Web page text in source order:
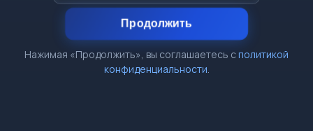
Продолжить
Нажимая «Продолжить», вы соглашаетесь сполитикой
конфиденциальности.